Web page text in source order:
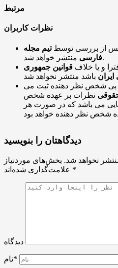
مرتبط
نظرات کاربران
پس از بررسی توسطتیم مجله
فارسیمنتشر خواهد شد.
و یا خلاف قوانین جمهوری
ایران
پی شخص نظر دهنده ثبت می
نظرات بر عهده شخص
می باشد که در صورت هر
دیدگاهتان را بنویسید
نخواهد شد. بخش‌های موردنیاز
*
دیدگاه
نام*